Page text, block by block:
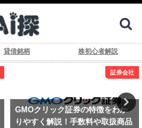
貸借銘柄 株初心者解説
証券会社
SBI証券の特徴をわかりやすく解
説！手数料やTポイントについて